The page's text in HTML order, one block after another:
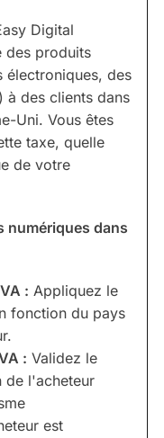
Digital
des produits
électroniques, des
à des clients dans
Uni. Vous êtes
taxe, quelle
de votre
numériques dans
: Appliquez le
fonction du pays
: Validez le
de l'acheteur
est